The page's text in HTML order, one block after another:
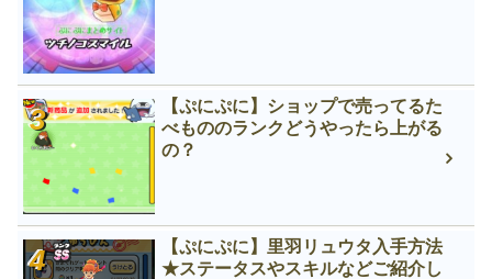
【ぷにぷに】ショップで売ってるた
べもののランクどうやったら上がる
の？
【ぷにぷに】里羽リュウタ入手方法
★ステータスやスキルなどご紹介し